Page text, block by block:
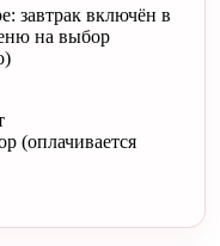
завтрак включён в
на выбор
(оплачивается